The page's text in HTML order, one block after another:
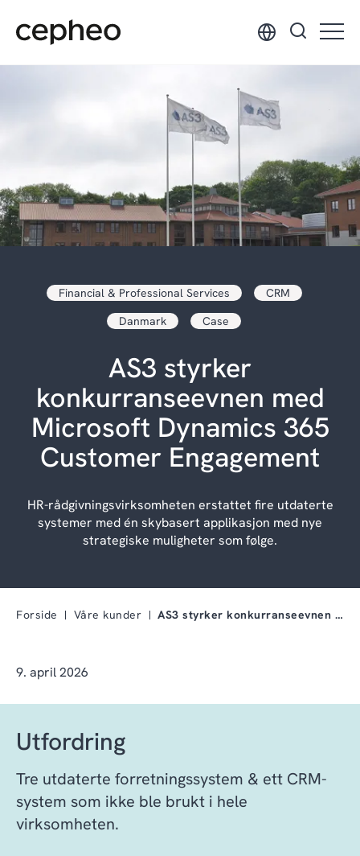
hovedinnhold
Financial & Professional Services
CRM
Danmark
Case
AS3 styrker
konkurranseevnen med
Microsoft Dynamics 365
Customer Engagement
HR-rådgivningsvirksomheten erstattet fire utdaterte
systemer med én skybasert applikasjon med nye
strategiske muligheter som følge.
Forside Våre kunder AS3 styrker konkurranseevnen med Microsoft Dynamic…
9. april 2026
Utfordring
Tre utdaterte forretningssystem & ett CRM-
system som ikke ble brukt i hele
virksomheten.